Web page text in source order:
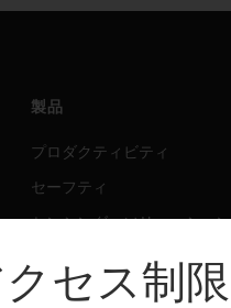
製品
プロダクティビティ
セーフティ
センシング・ソリューション
ソフトウェア
セス制